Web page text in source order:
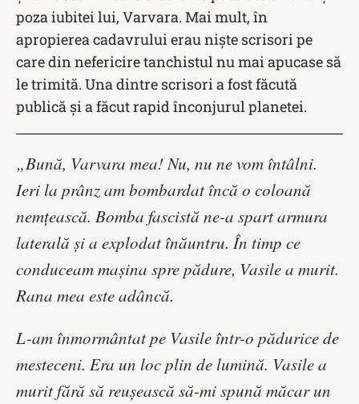
poza iubitei lui, Varvara. Mai mult, în
apropierea cadavrului erau nişte scrisori pe
care din nefericire tanchistul nu mai apucase să
le trimită. Una dintre scrisori a fost făcută
publică și a făcut rapid înconjurul planetei.
„Bună, Varvara mea! Nu, nu ne vom întâlni.
Ieri la prânz am bombardat încă o coloană
nemţească. Bomba fascistă ne-a spart armura
laterală şi a explodat înăuntru. În timp ce
conduceam maşina spre pădure, Vasile a murit.
Rana mea este adâncă.
L-am înmormântat pe Vasile într-o pădurice de
mesteceni. Era un loc plin de lumină. Vasile a
murit fără să reuşească să-mi spună măcar un